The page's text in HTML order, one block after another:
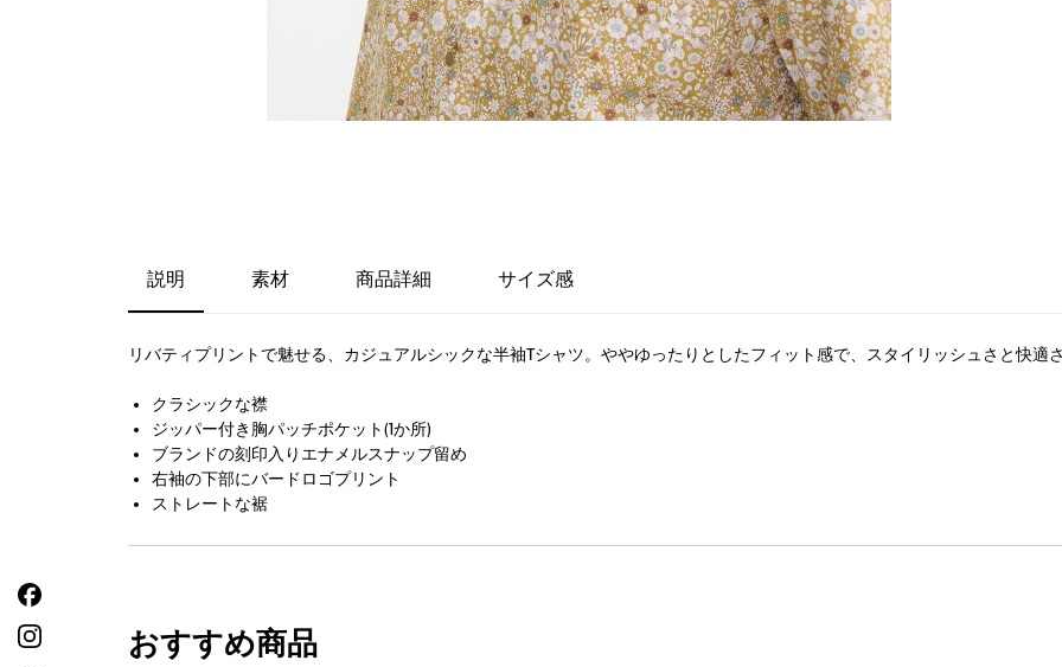
説明 素材 商品詳細 サイズ感
リバティプリントで魅せる、カジュアルシックな半袖Tシャツ。ややゆったりとしたフィット感で、スタイリッシュさと快適
クラシックな襟
ジッパー付き胸パッチポケット(1か所)
ブランドの刻印入りエナメルスナップ留め
右袖の下部にバードロゴプリント
ストレートな裾
おすすめ商品